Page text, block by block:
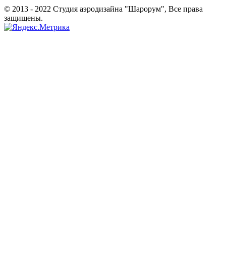
© 2013 - 2022 Студия аэродизайна "Шарорум", Все права
защищены.